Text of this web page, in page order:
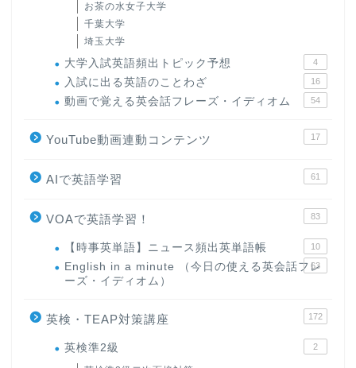
お茶の水女子大学
千葉大学
埼玉大学
大学入試英語頻出トピック予想 4
入試に出る英語のことわざ 16
動画で覚える英会話フレーズ・イディオム 54
YouTube動画連動コンテンツ 17
AIで英語学習 61
VOAで英語学習！ 83
【時事英単語】ニュース頻出英単語帳 10
English in a minute （今日の使える英会話フレ
ーズ・イディオム）
63
英検・TEAP対策講座 172
英検準2級 2